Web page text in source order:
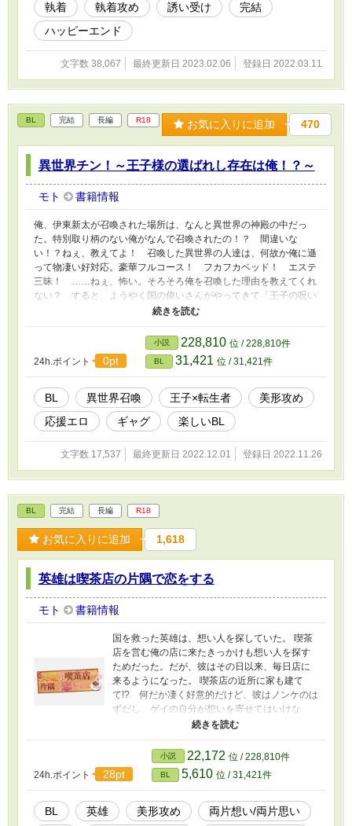
執着
執着攻め 誘い受け
完結
ハッピーエンド
文字数 38,067 最終更新日 2023.02.06 登録日 2022.03.11
BL 完結 長編 R18 お気に入りに追加 470
異世界チン！～王子様の選ばれし存在は俺！？～
モト 書籍情報
俺、伊東新太が召喚された場所は、なんと異世界の神殿の中だっ
た。特別取り柄のない俺がなんで召喚されたの！？ 間違いな
い！？ねぇ、教えてよ！ 召喚した異世界の人達は、何故か俺に遜
って物凄い好対応。豪華フルコース！ フカフカベッド！ エステ
三昧！ ……ねぇ、怖い。そろそろ俺を召喚した理由を教えてくれ
ない？ すると、ようやく国の偉いさんがやってきて「王子の呪い
を解く鞘として召喚いたしました」「鞘？」話を聞くと、なんと国
の第一王子が呪いをかけられているそうだ。それを解くのは選ばれ
し鞘だけ……。なるほど、俺が王子を助けるわけね。鞘の役目って
ことは剣があるんだろう？ エクスカ〇バー的な剣がさ。新太は王
子の呪いを解くことが出来るのか！ 美形王子と健気な流され受
け。元気なBLです。ムーンライトノベルズでも投稿しております
24h.ポイント 0pt
小説 228,810 位 / 228,810件
BL 31,421 位 / 31,421件
BL 異世界召喚 王子×転生者
美形攻め
応援エロ
ギャグ 楽しいBL
文字数 17,537 最終更新日 2022.12.01 登録日 2022.11.26
BL 完結 長編 R18
お気に入りに追加 1,618
英雄は喫茶店の片隅で恋をする
モト 書籍情報
国を救った英雄は、想い人を探していた。 喫茶
店を営む俺の店に来たきっかけも想い人を探す
ためだった。だが、彼はその日以来、毎日店に
来るようになった。 喫茶店の近所に家も建て
て!? 何だか凄く好意的だけど、彼はノンケのは
ずだし、ゲイの自分が想いを寄せてはいけな
い……よな？ 少しだけシリアス、ハッピーエン
編は気まぐれでupしています。 ムーンにも投稿
しております。 素敵なタイトルロゴは桃レンン
ジ様より頂戴いただきました。
24h.ポイント 28pt
小説 22,172 位 / 228,810件
BL 5,610 位 / 31,421件
BL 英雄 美形攻め 両片想い/両片思い